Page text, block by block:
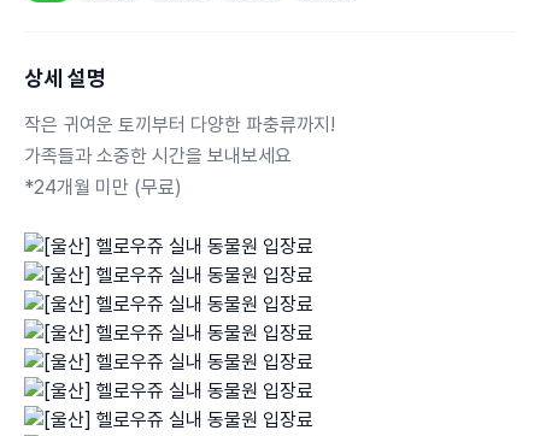
상세 설명
작은 귀여운 토끼부터 다양한 파충류까지!
가족들과 소중한 시간을 보내보세요
*24개월 미만 (무료)